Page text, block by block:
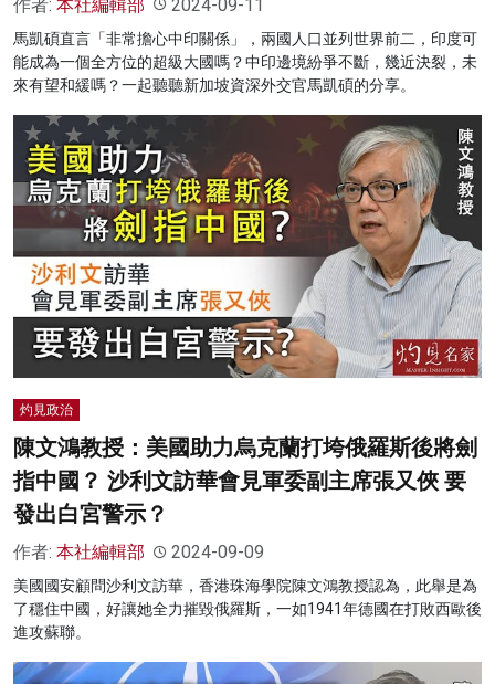
作者: 本社編輯部 2024-09-11
馬凱碩直言「非常擔心中印關係」，兩國人口並列世界前二，印度可
能成為一個全方位的超級大國嗎？中印邊境紛爭不斷，幾近決裂，未
來有望和緩嗎？一起聽聽新加坡資深外交官馬凱碩的分享。
灼見政治
陳文鴻教授：美國助力烏克蘭打垮俄羅斯後將劍
指中國？ 沙利文訪華會見軍委副主席張又俠 要
發出白宮警示？
作者: 本社編輯部 2024-09-09
美國國安顧問沙利文訪華，香港珠海學院陳文鴻教授認為，此舉是為
了穩住中國，好讓她全力摧毀俄羅斯，一如1941年德國在打敗西歐後
進攻蘇聯。